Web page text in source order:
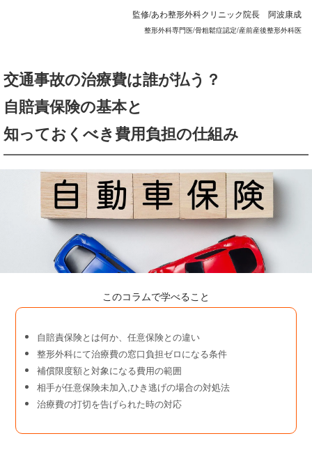
監修/あわ整形外科クリニック院長 阿波康成
整形外科専門医/骨粗鬆症認定/産前産後整形外科医
交通事故の治療費は誰が払う？
自賠責保険の基本と
知っておくべき費用負担の仕組み
このコラムで学べること
自賠責保険とは何か、任意保険との違い
整形外科にて治療費の窓口負担ゼロになる条件
補償限度額と対象になる費用の範囲
相手が任意保険未加入,ひき逃げの場合の対処法
治療費の打切を告げられた時の対応